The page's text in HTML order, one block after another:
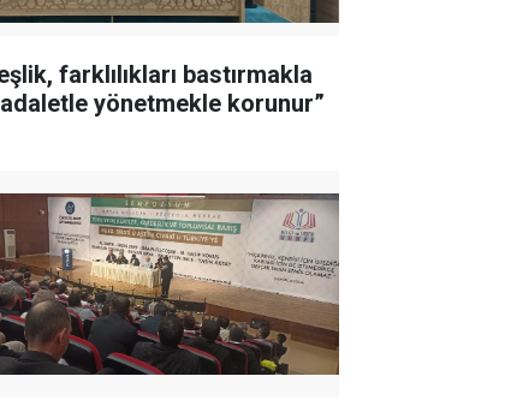
farklılıkları bastırmakla
yönetmekle korunur”